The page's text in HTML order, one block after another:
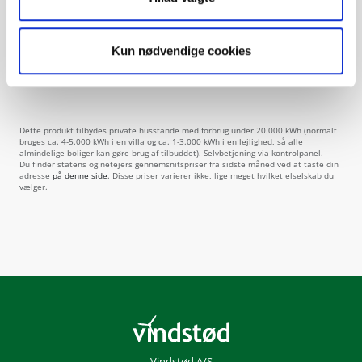
Kun nødvendige cookies
Dette produkt tilbydes private husstande med forbrug under 20.000 kWh (normalt
bruges ca. 4-5.000 kWh i en villa og ca. 1-3.000 kWh i en lejlighed, så alle
almindelige boliger kan gøre brug af tilbuddet). Selvbetjening via kontrolpanel.
Du finder statens og netejers gennemsnitspriser fra sidste måned ved at taste din
adresse på denne side. Disse priser varierer ikke, lige meget hvilket elselskab du
vælger.